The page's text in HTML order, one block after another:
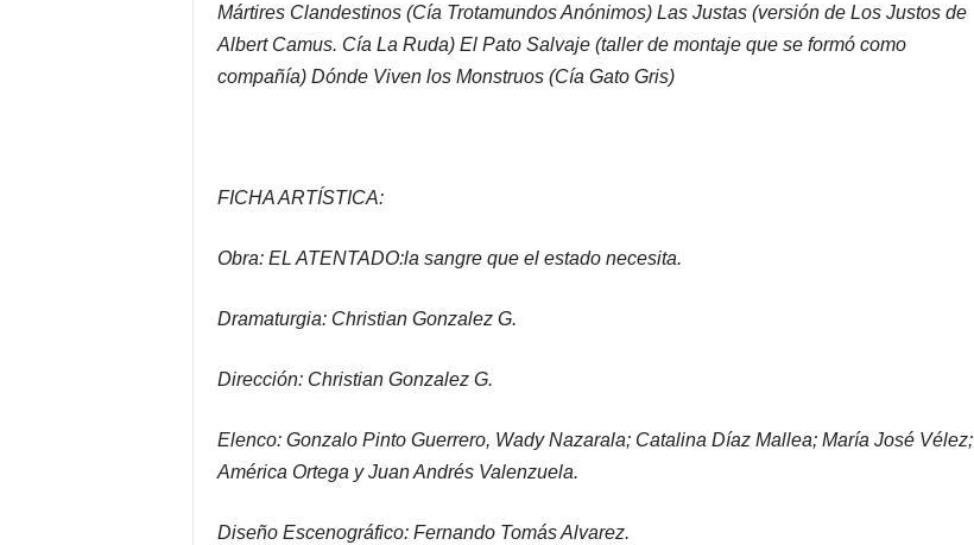
Mártires Clandestinos (Cía Trotamundos Anónimos) Las Justas (versión de Los Justos de
Albert Camus. Cía La Ruda) El Pato Salvaje (taller de montaje que se formó como
compañía) Dónde Viven los Monstruos (Cía Gato Gris)
FICHA ARTÍSTICA:
Obra: EL ATENTADO:la sangre que el estado necesita.
Dramaturgia: Christian Gonzalez G.
Dirección: Christian Gonzalez G.
Elenco: Gonzalo Pinto Guerrero, Wady Nazarala; Catalina Díaz Mallea; María José Vélez;
América Ortega y Juan Andrés Valenzuela.
Diseño Escenográfico: Fernando Tomás Alvarez.